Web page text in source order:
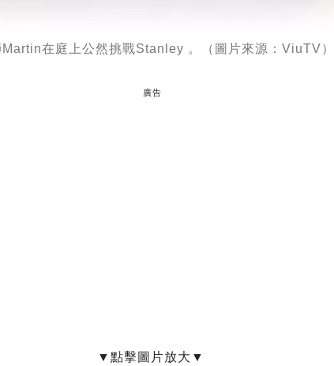
在庭上公然挑戰Stanley 。（圖片來源：ViuTV）
廣告